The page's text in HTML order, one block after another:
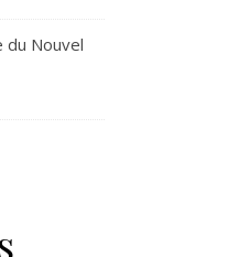
du Nouvel